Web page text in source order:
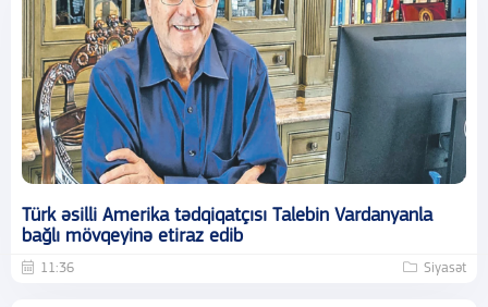
Türk əsilli Amerika tədqiqatçısı Talebin Vardanyanla
bağlı mövqeyinə etiraz edib
11:36 Siyasət